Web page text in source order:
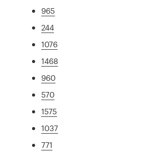
965
244
1076
1468
960
570
1575
1037
771